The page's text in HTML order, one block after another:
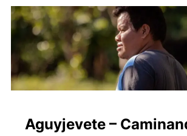
Aguyjevete –